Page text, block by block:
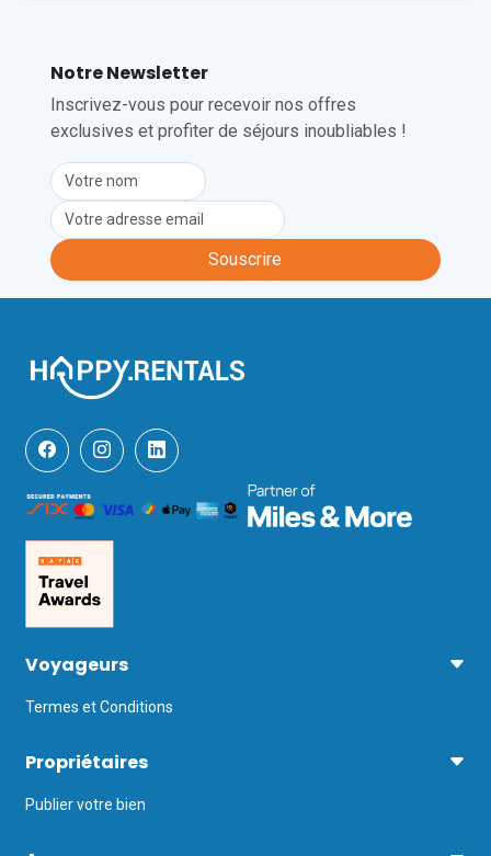
Notre Newsletter
Inscrivez-vous pour recevoir nos offres
exclusives et profiter de séjours inoubliables !
Souscrire
Voyageurs
Termes et Conditions
Propriétaires
Publier votre bien